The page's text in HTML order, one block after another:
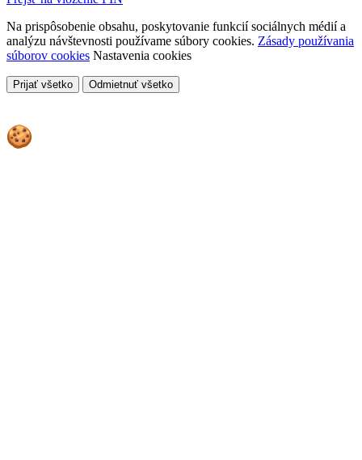
Na prispôsobenie obsahu, poskytovanie funkcií sociálnych médií a
analýzu návštevnosti používame súbory cookies. Zásady používania
súborov cookies Nastavenia cookies
Prijať všetko Odmietnuť všetko